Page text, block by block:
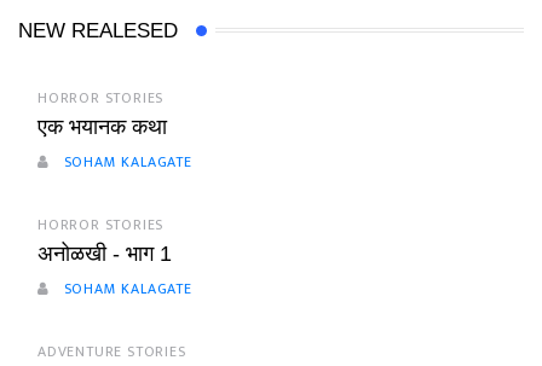
NEW REALESED
HORROR STORIES
एक भयानक कथा
SOHAM KALAGATE
HORROR STORIES
अनोळखी - भाग 1
SOHAM KALAGATE
ADVENTURE STORIES